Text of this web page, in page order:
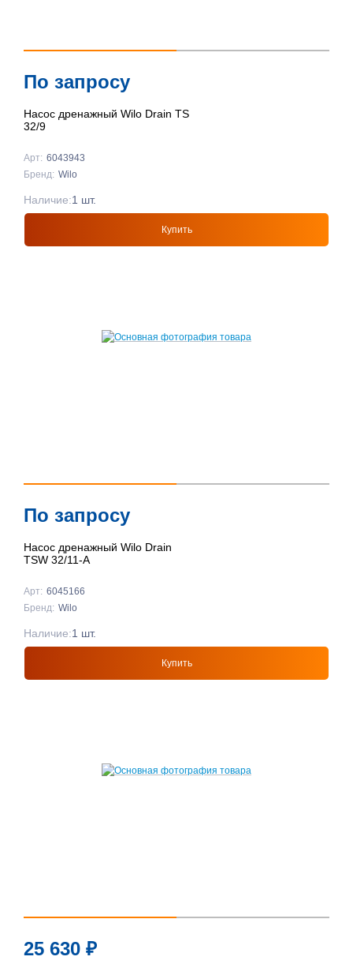
По запросу
Насос дренажный Wilo Drain TS
32/9
Арт: 6043943
Бренд: Wilo
Купить
Наличие:1 шт.
По запросу
Насос дренажный Wilo Drain
TSW 32/11-A
Арт: 6045166
Бренд: Wilo
Купить
Наличие:1 шт.
25 630 ₽